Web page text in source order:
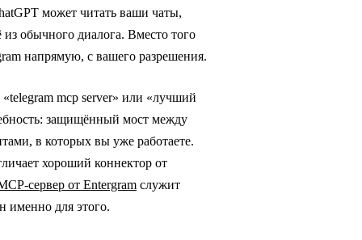
может читать ваши чаты,
обычного диалога. Вместо того
напрямую, с вашего разрешения.
mcp server» или «лучший
защищённый мост между
в которых вы уже работаете.
хороший коннектор от
сервер от Entergram служит
именно для этого.